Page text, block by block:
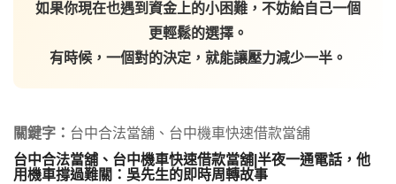
如果你現在也遇到資金上的小困難，不妨給自己一個
更輕鬆的選擇。
有時候，一個對的決定，就能讓壓力減少一半。
關鍵字： 台中合法當舖、台中機車快速借款當舖
台中合法當舖、台中機車快速借款當舖|半夜一通電話，他
用機車撐過難關：吳先生的即時周轉故事